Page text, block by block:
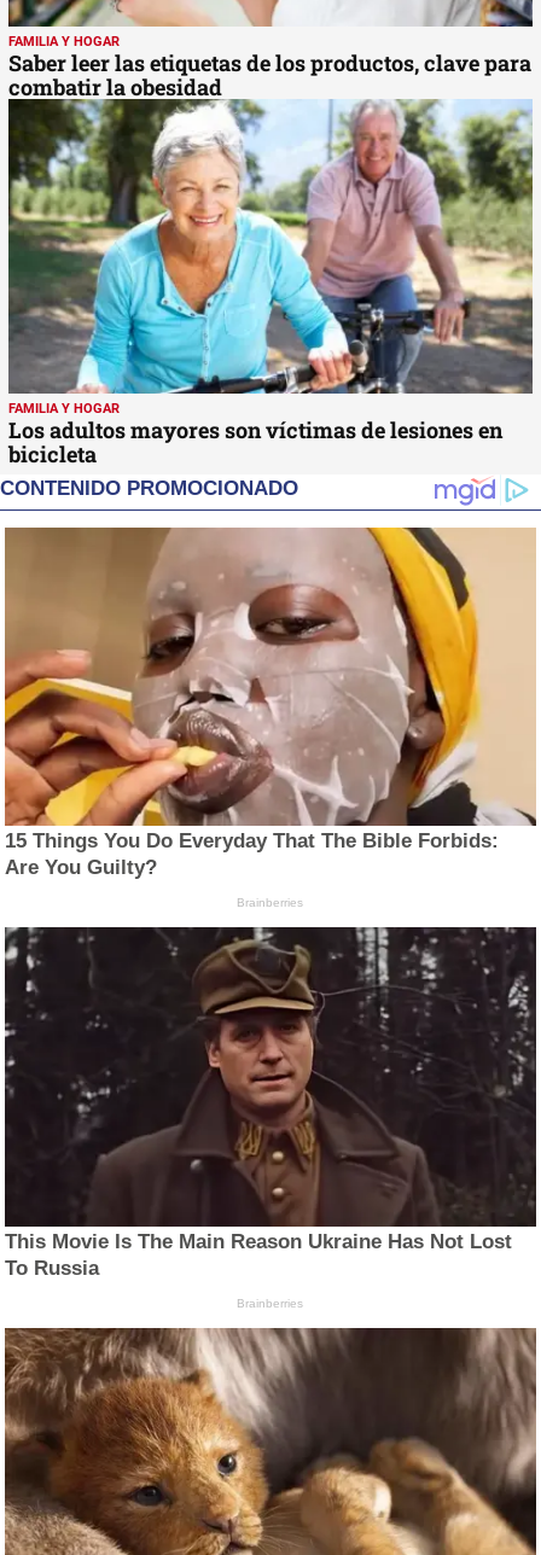
FAMILIA Y HOGAR
Saber leer las etiquetas de los productos, clave para
combatir la obesidad
FAMILIA Y HOGAR
Los adultos mayores son víctimas de lesiones en
bicicleta
CONTENIDO PROMOCIONADO
15 Things You Do Everyday That The Bible Forbids:
Are You Guilty?
Brainberries
This Movie Is The Main Reason Ukraine Has Not Lost
To Russia
Brainberries